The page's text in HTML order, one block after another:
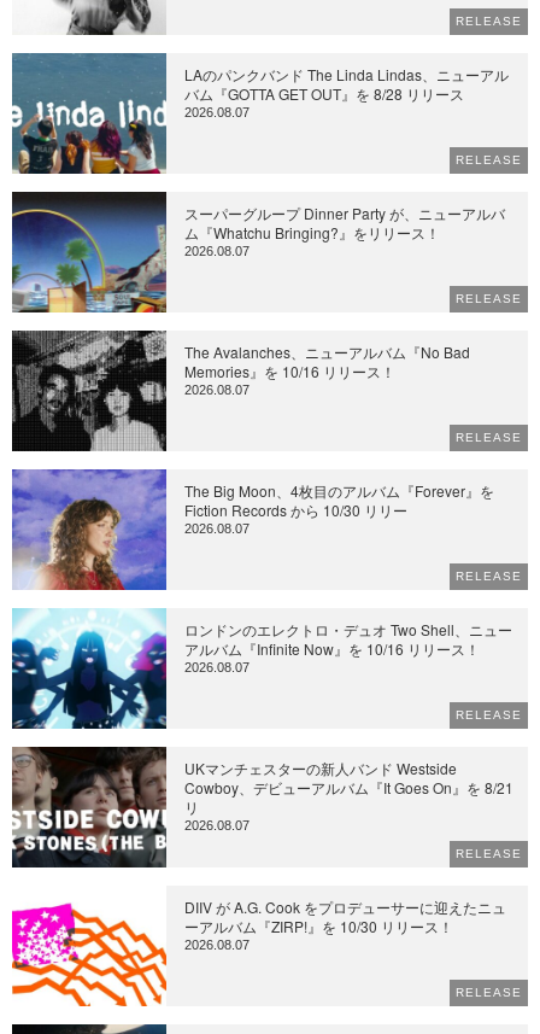
RELEASE
LAのパンクバンド The Linda Lindas、ニューアル
バム『GOTTA GET OUT』を 8/28 リリース
2026.08.07
RELEASE
スーパーグループ Dinner Party が、ニューアルバ
ム『Whatchu Bringing?』をリリース！
2026.08.07
RELEASE
The Avalanches、ニューアルバム『No Bad
Memories』を 10/16 リリース！
2026.08.07
RELEASE
The Big Moon、4枚目のアルバム『Forever』を
Fiction Records から 10/30 リリー
2026.08.07
RELEASE
ロンドンのエレクトロ・デュオ Two Shell、ニュー
アルバム『Infinite Now』を 10/16 リリース！
2026.08.07
RELEASE
UKマンチェスターの新人バンド Westside
Cowboy、デビューアルバム『It Goes On』を 8/21
リ
2026.08.07
RELEASE
DIIV が A.G. Cook をプロデューサーに迎えたニュ
ーアルバム『ZIRP!』を 10/30 リリース！
2026.08.07
RELEASE